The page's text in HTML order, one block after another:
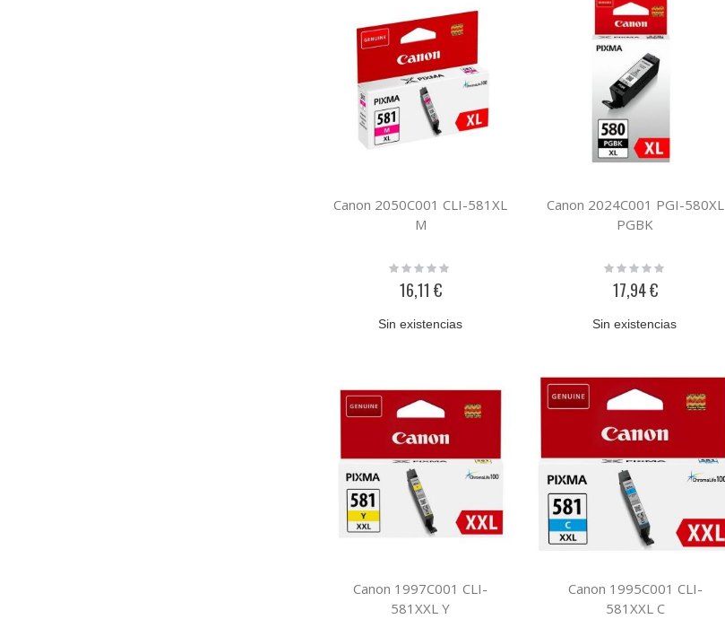
Canon 2050C001 CLI-581XL
M
Rating:
16,11 €
Sin existencias
Canon 2024C001 PGI-580XL
PGBK
Rating:
17,94 €
Sin existencias
Canon 1997C001 CLI-
581XXL Y
Canon 1995C001 CLI-
581XXL C